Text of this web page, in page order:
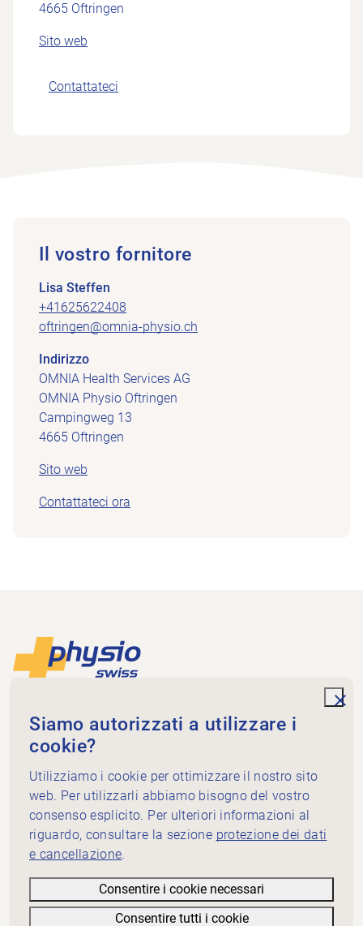
4665 Oftringen
Sito web
Contattateci
Il vostro fornitore
Lisa Steffen
+41625622408
oftringen@omnia-physio.ch
Indirizzo
OMNIA Health Services AG
OMNIA Physio Oftringen
Campingweg 13
4665 Oftringen
Sito web
Contattateci ora
Piè di pagina
Physioswiss
Dammweg 3
3013 Bern
+41 58 255 36 00
info@physioswiss.ch
Media sociali
Informazioni importanti
Conoscenze
Servizi
Physioswiss: chi siamo
Siamo autorizzati a utilizzare i
cookie?
Utilizziamo i cookie per ottimizzare il nostro sito
web. Per utilizzarli abbiamo bisogno del vostro
consenso esplicito. Per ulteriori informazioni al
riguardo, consultare la sezione protezione dei dati
e cancellazione.
Consentire i cookie necessari
Consentire tutti i cookie